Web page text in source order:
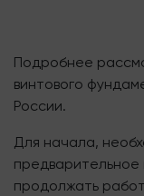
Подробнее
винтового
России.
Для начала,
предварительное
продолжать